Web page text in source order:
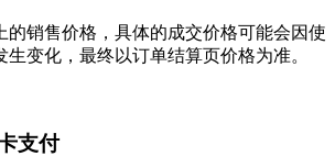
的销售价格，具体的成交价格可能会因使
生变化，最终以订单结算页价格为准。
支付